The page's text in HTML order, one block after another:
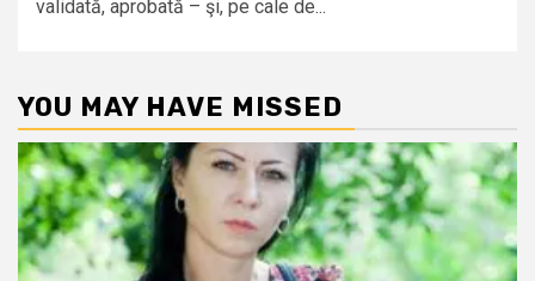
validată, aprobată – şi, pe cale de...
YOU MAY HAVE MISSED